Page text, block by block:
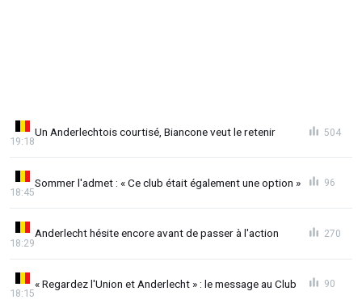
Un Anderlechtois courtisé, Biancone veut le retenir
19:18
504
Sommer l'admet : « Ce club était également une option »
18:45
96
Anderlecht hésite encore avant de passer à l'action
18:29
270
« Regardez l'Union et Anderlecht » : le message au Club
18:15
90